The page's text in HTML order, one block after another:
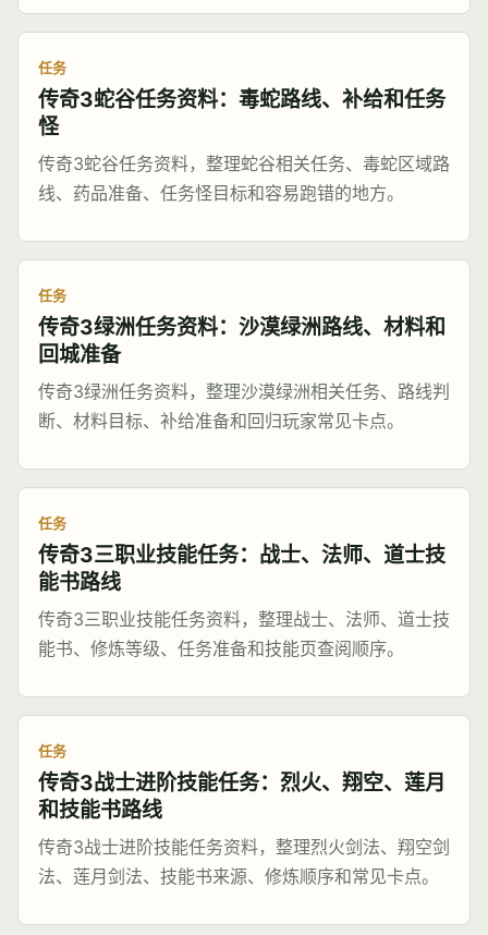
任务
传奇3蛇谷任务资料：毒蛇路线、补给和任务
怪
传奇3蛇谷任务资料，整理蛇谷相关任务、毒蛇区域路
线、药品准备、任务怪目标和容易跑错的地方。
任务
传奇3绿洲任务资料：沙漠绿洲路线、材料和
回城准备
传奇3绿洲任务资料，整理沙漠绿洲相关任务、路线判
断、材料目标、补给准备和回归玩家常见卡点。
任务
传奇3三职业技能任务：战士、法师、道士技
能书路线
传奇3三职业技能任务资料，整理战士、法师、道士技
能书、修炼等级、任务准备和技能页查阅顺序。
任务
传奇3战士进阶技能任务：烈火、翔空、莲月
和技能书路线
传奇3战士进阶技能任务资料，整理烈火剑法、翔空剑
法、莲月剑法、技能书来源、修炼顺序和常见卡点。